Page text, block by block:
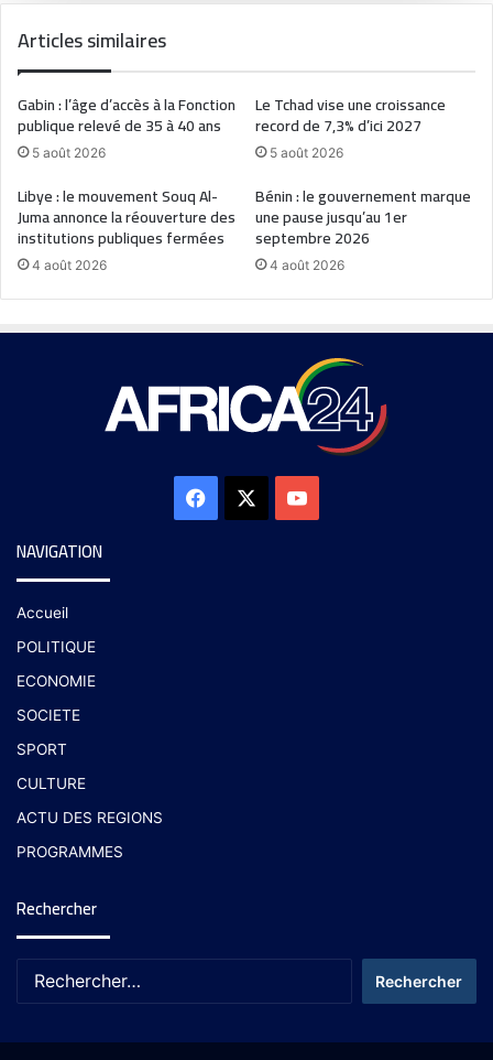
Articles similaires
Gabin : l’âge d’accès à la Fonction
publique relevé de 35 à 40 ans
5 août 2026
Le Tchad vise une croissance
record de 7,3% d’ici 2027
5 août 2026
Libye : le mouvement Souq Al-
Juma annonce la réouverture des
institutions publiques fermées
4 août 2026
Bénin : le gouvernement marque
une pause jusqu’au 1er
septembre 2026
4 août 2026
NAVIGATION
Accueil
POLITIQUE
ECONOMIE
SOCIETE
SPORT
CULTURE
ACTU DES REGIONS
PROGRAMMES
Rechercher